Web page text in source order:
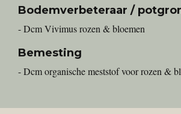
Bodemverbeteraar /
- Dcm Vivimus rozen & bloemen
Bemesting
- Dcm organische meststof voor rozen &